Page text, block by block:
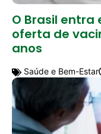
O Brasil
oferta de
anos
Saúde e Bem-Estar